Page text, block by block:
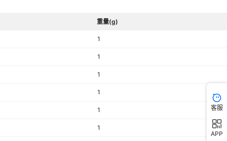
重量(g)
1
1
1
1
1
1
客服
APP